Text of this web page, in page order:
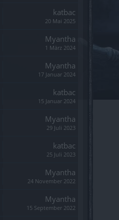
katbac
20 Mai 2025
Myantha
1 März 2024
Myantha
17 Januar 2024
katbac
15 Januar 2024
Myantha
29 Juli 2023
katbac
25 Juli 2023
Myantha
24 November 2022
Myantha
15 September 2022